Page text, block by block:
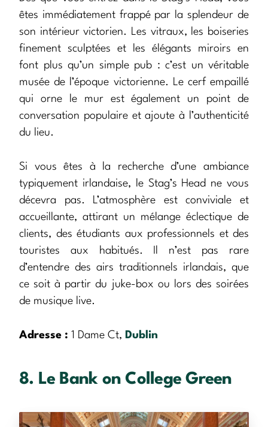
êtes immédiatement frappé par la splendeur de
son intérieur victorien. Les vitraux, les boiseries
finement sculptées et les élégants miroirs en
font plus qu’un simple pub : c’est un véritable
musée de l’époque victorienne. Le cerf empaillé
qui orne le mur est également un point de
conversation populaire et ajoute à l’authenticité
du lieu.
Si vous êtes à la recherche d’une ambiance
typiquement irlandaise, le Stag’s Head ne vous
décevra pas. L’atmosphère est conviviale et
accueillante, attirant un mélange éclectique de
clients, des étudiants aux professionnels et des
touristes aux habitués. Il n’est pas rare
d’entendre des airs traditionnels irlandais, que
ce soit à partir du juke-box ou lors des soirées
de musique live.
Adresse : 1 Dame Ct, Dublin
8. Le Bank on College Green